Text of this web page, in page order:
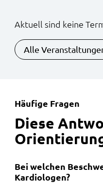
Aktuell sind keine
Alle
Häufige Fragen
:Diese
Bei welchen
Kardiologen?